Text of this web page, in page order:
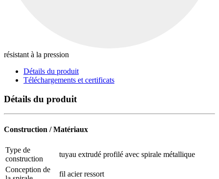
résistant à la pression
Détails du produit
Téléchargements et certificats
Détails du produit
Construction / Matériaux
Type de
construction
tuyau extrudé profilé avec spirale métallique
Conception de
fil acier ressort